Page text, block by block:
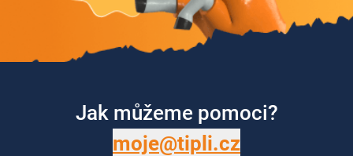
Jak můžeme pomoci?
moje@tipli.cz